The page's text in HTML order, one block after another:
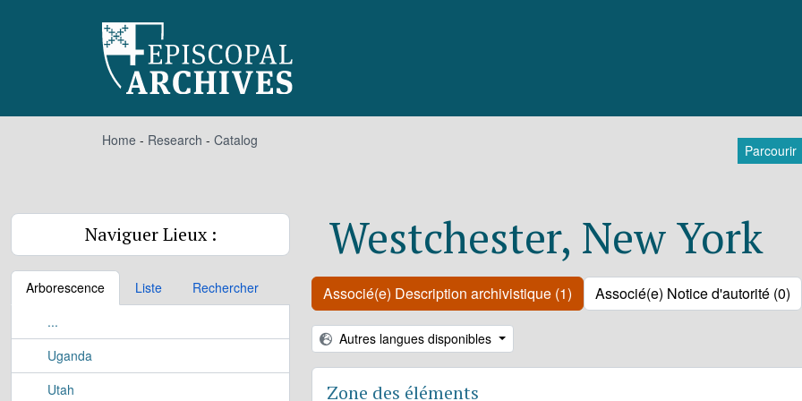
Home - Research - Catalog
Parcourir
Naviguer Lieux :
Arborescence Liste
Rechercher
...
Uganda
Utah
Westchester, New York
Associé(e) Description archivistique (1) Associé(e) Notice d'autorité (0)
Autres langues disponibles
Zone des éléments